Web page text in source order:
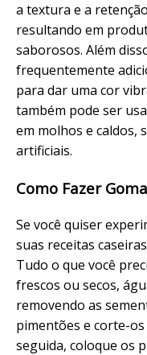
a textura e a
resultando em
saborosos. Além
frequentemente
para dar uma cor
também pode ser
em molhos e caldos,
artificiais.
Como Fazer
Se você quiser
suas receitas
Tudo o que você
frescos ou secos,
removendo as
pimentões e corte-os
seguida, coloque os